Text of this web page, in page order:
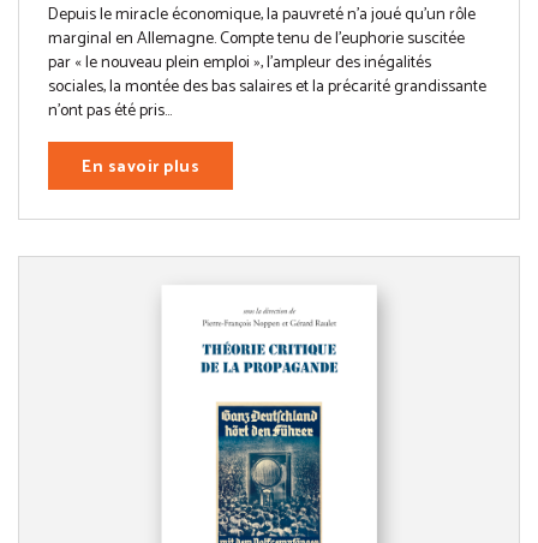
Depuis le miracle économique, la pauvreté n’a joué qu’un rôle
marginal en Allemagne. Compte tenu de l’euphorie suscitée
par « le nouveau plein emploi », l’ampleur des inégalités
sociales, la montée des bas salaires et la précarité grandissante
n’ont pas été pris...
En savoir plus